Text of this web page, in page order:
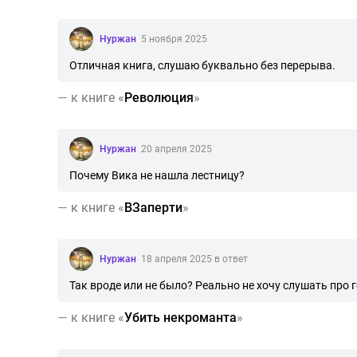
Нуржан 5 ноября 2025
Отличная книга, слушаю буквально без перерыва.
— к книге «Революция»
Нуржан 20 апреля 2025
Почему Вика не нашла лестницу?
— к книге «ВЗаперти»
Нуржан 18 апреля 2025 в ответ
Так вроде или не было? Реально не хочу слушать про
— к книге «Убить некроманта»